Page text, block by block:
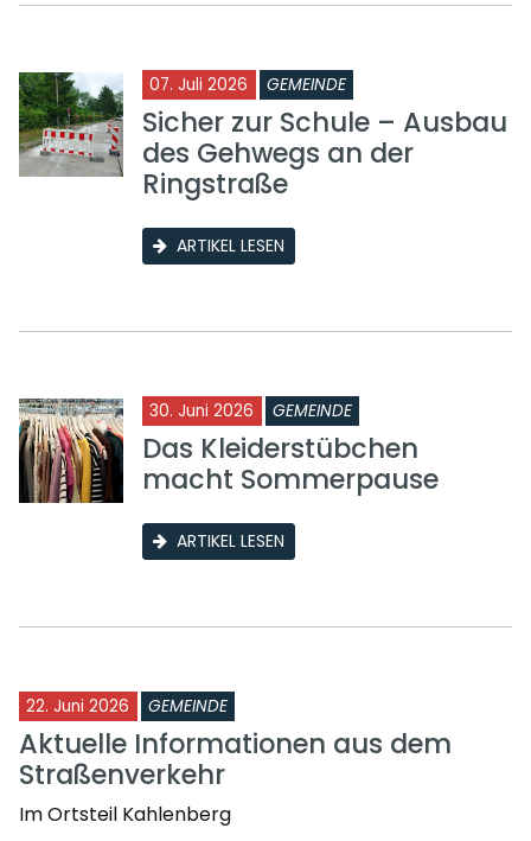
07. Juli 2026 GEMEINDE
Sicher zur Schule – Ausbau
des Gehwegs an der
Ringstraße
ARTIKEL LESEN
30. Juni 2026 GEMEINDE
Das Kleiderstübchen
macht Sommerpause
ARTIKEL LESEN
22. Juni 2026 GEMEINDE
Aktuelle Informationen aus dem
Straßenverkehr
Im Ortsteil Kahlenberg